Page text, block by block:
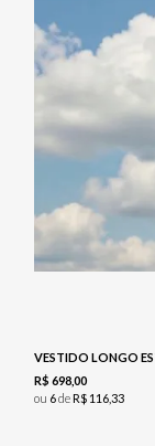
R$ 69800
ou 6deR$ 11633